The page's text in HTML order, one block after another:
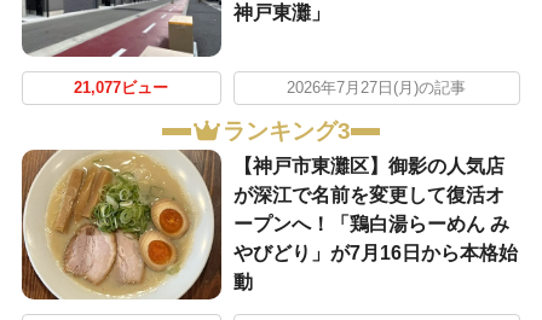
神戸東灘」
21,077ビュー 2026年7月27日(月)の記事
ランキング3
【神戸市東灘区】御影の人気店
が深江で名前を変更して復活オ
ープンへ！「鶏白湯らーめん み
やびどり」が7月16日から本格始
動